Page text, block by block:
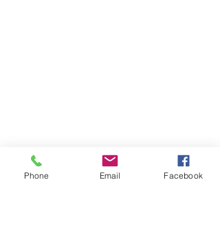
Phone Email Facebook